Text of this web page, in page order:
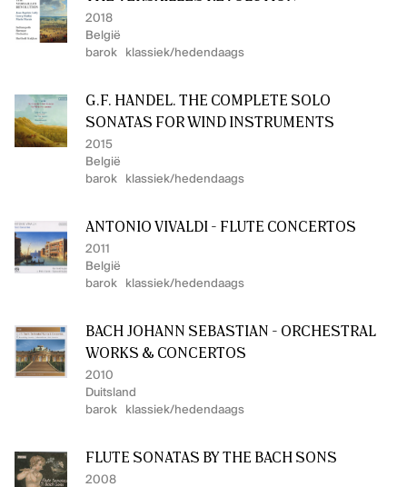
2018
België
barok
klassiek/hedendaags
G.F. HANDEL. THE COMPLETE SOLO
SONATAS FOR WIND INSTRUMENTS
2015
België
barok
klassiek/hedendaags
ANTONIO VIVALDI - FLUTE CONCERTOS
2011
België
barok
klassiek/hedendaags
BACH JOHANN SEBASTIAN - ORCHESTRAL
WORKS & CONCERTOS
2010
Duitsland
barok
klassiek/hedendaags
FLUTE SONATAS BY THE BACH SONS
2008